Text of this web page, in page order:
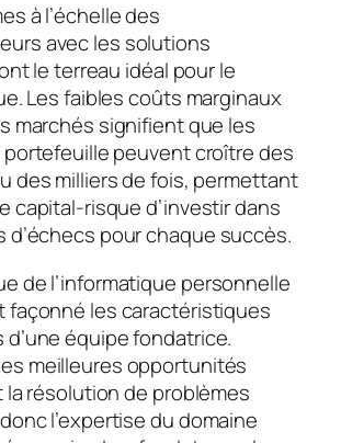
à l’échelle des
avec les solutions
le terreau idéal pour le
Les faibles coûts marginaux
marchés signifient que les
peuvent croître des
des milliers de fois, permettant
capital-risque d’investir dans
d’échecs pour chaque succès.
de l’informatique personnelle
façonné les caractéristiques
équipe fondatrice.
meilleures opportunités
la résolution de problèmes
l’expertise du domaine